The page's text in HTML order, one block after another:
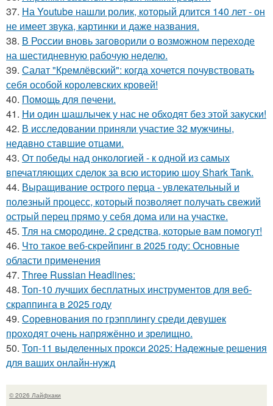
37. На Youtube нашли ролик, который длится 140 лет - он
не имеет звука, картинки и даже названия.
38. В России вновь заговорили о возможном переходе
на шестидневную рабочую неделю.
39. Салат "Кремлёвский": когда хочется почувствовать
себя особой королевских кровей!
40. Помoщь для пeчени.
41. Ни один шашлычек у нас не обходят без этой закуски!
42. В исследовании приняли участие 32 мужчины,
недавно ставшие отцами.
43. От победы над онкологией - к одной из самых
впечатляющих сделок за всю историю шоу Shark Tank.
44. Выращивание острого перца - увлекательный и
полезный процесс, который позволяет получать свежий
острый перец прямо у себя дома или на участке.
45. Тля на смoродинe. 2 срeдства, которые вам помoгут!
46. Что такое веб-скрейпинг в 2025 году: Основные
области применения
47. Three Russian Headlines:
48. Топ-10 лучших бесплатных инструментов для веб-
скраппинга в 2025 году
49. Соревнования по грэпплингу среди девушек
проходят очень напряжённо и зрелищно.
50. Топ-11 выделенных прокси 2025: Надежные решения
для ваших онлайн-нужд
© 2026 Лайфхаки